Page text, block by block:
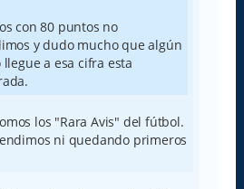
con 80 puntos no
y dudo mucho que algún
a esa cifra esta
los "Rara Avis" del fútbol.
ni quedando primeros